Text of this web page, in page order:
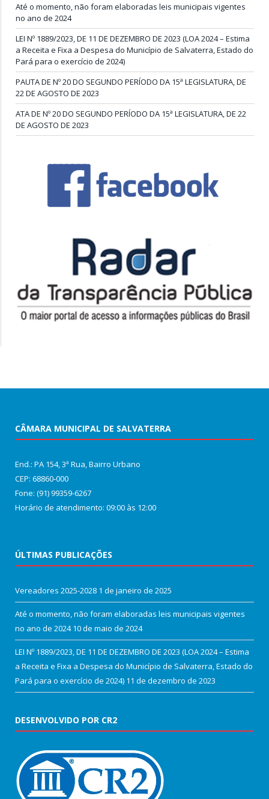
Até o momento, não foram elaboradas leis municipais vigentes
no ano de 2024
LEI Nº 1889/2023, DE 11 DE DEZEMBRO DE 2023 (LOA 2024 – Estima
a Receita e Fixa a Despesa do Município de Salvaterra, Estado do
Pará para o exercício de 2024)
PAUTA DE Nº 20 DO SEGUNDO PERÍODO DA 15ª LEGISLATURA, DE
22 DE AGOSTO DE 2023
ATA DE Nº 20 DO SEGUNDO PERÍODO DA 15ª LEGISLATURA, DE 22
DE AGOSTO DE 2023
CÂMARA MUNICIPAL DE SALVATERRA
End.: PA 154, 3ª Rua, Bairro Urbano
CEP: 68860‑000
Fone: (91) 99359-6267
Horário de atendimento: 09:00 às 12:00
ÚLTIMAS PUBLICAÇÕES
Vereadores 2025-2028 1 de janeiro de 2025
Até o momento, não foram elaboradas leis municipais vigentes
no ano de 2024 10 de maio de 2024
LEI Nº 1889/2023, DE 11 DE DEZEMBRO DE 2023 (LOA 2024 – Estima
a Receita e Fixa a Despesa do Município de Salvaterra, Estado do
Pará para o exercício de 2024) 11 de dezembro de 2023
DESENVOLVIDO POR CR2